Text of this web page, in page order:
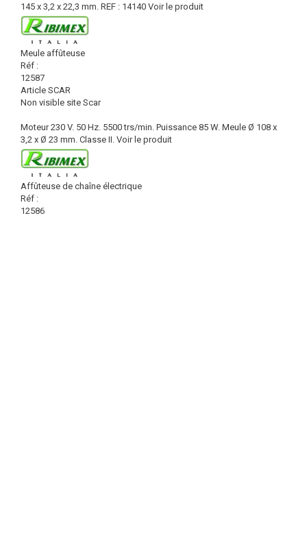
145 x 3,2 x 22,3 mm. REF : 14140 Voir le produit
Meule affûteuse
Réf :
12587
Article SCAR
Non visible site Scar
Moteur 230 V. 50 Hz. 5500 trs/min. Puissance 85 W. Meule Ø 108 x
3,2 x Ø 23 mm. Classe II. Voir le produit
Affûteuse de chaîne électrique
Réf :
12586